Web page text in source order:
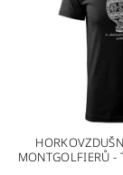
MONTGOLFIERŮ -